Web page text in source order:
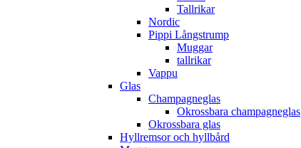
Tallrikar
Nordic
Pippi Långstrump
Muggar
tallrikar
Vappu
Glas
Champagneglas
Okrossbara champagneglas
Okrossbara glas
Hyllremsor och hyllbård